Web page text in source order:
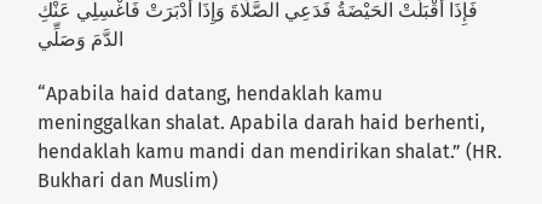
فَإِذَا أَقْبَلَتْ الْحَيْضَةُ فَدَعِي الصَّلَاةَ وَإِذَا أَدْبَرَتْ فَاغْسِلِي عَنْكِ
الدَّمَ وَصَلِّي
“Apabila haid datang, hendaklah kamu
meninggalkan shalat. Apabila darah haid berhenti,
hendaklah kamu mandi dan mendirikan shalat.” (HR.
Bukhari dan Muslim)